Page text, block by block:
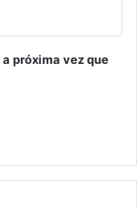
próxima vez que